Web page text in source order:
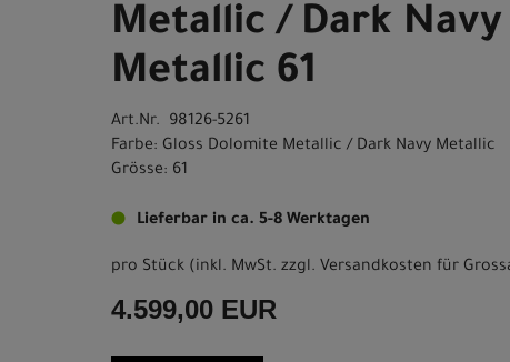
Metallic / Dark Navy
Metallic 61
Art.Nr. 98126-5261
Farbe: Gloss Dolomite Metallic / Dark Navy Metallic
Grösse: 61
Lieferbar in ca. 5-8 Werktagen
pro Stück (inkl. MwSt. zzgl. Versandkosten für
4.599,00 EUR